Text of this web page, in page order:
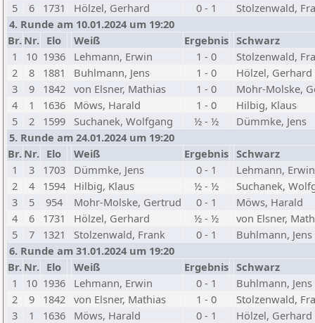
5
6 1731 Hölzel, Gerhard 0 - 1
Stolzenwald,
4. Runde am 10.01.2024 um 19:20
Br. Nr. Elo Weiß Ergebnis Schwarz
1
10 1936 Lehmann, Erwin 1 - 0
Stolzenwald,
2
8 1881 Buhlmann, Jens 1 - 0
Hölzel, Gerhard
3
9 1842 von Elsner, Mathias 1 - 0
Mohr-Molske,
4
1 1636 Möws, Harald 1 - 0
Hilbig, Klaus
5
2 1599 Suchanek, Wolfgang ½ - ½
Dümmke, Jens
5. Runde am 24.01.2024 um 19:20
Br. Nr. Elo Weiß Ergebnis Schwarz
1
3 1703 Dümmke, Jens 0 - 1
Lehmann, Erwin
2
4 1594 Hilbig, Klaus ½ - ½
Suchanek,
3
5 954 Mohr-Molske, Gertrud 0 - 1
Möws, Harald
4
6 1731 Hölzel, Gerhard ½ - ½
von Elsner,
5
7 1321 Stolzenwald, Frank 0 - 1
Buhlmann, Jens
6. Runde am 31.01.2024 um 19:20
Br. Nr. Elo Weiß Ergebnis Schwarz
1
10 1936 Lehmann, Erwin 0 - 1
Buhlmann, Jens
2
9 1842 von Elsner, Mathias 1 - 0
Stolzenwald,
3
1 1636 Möws, Harald 0 - 1
Hölzel, Gerhard